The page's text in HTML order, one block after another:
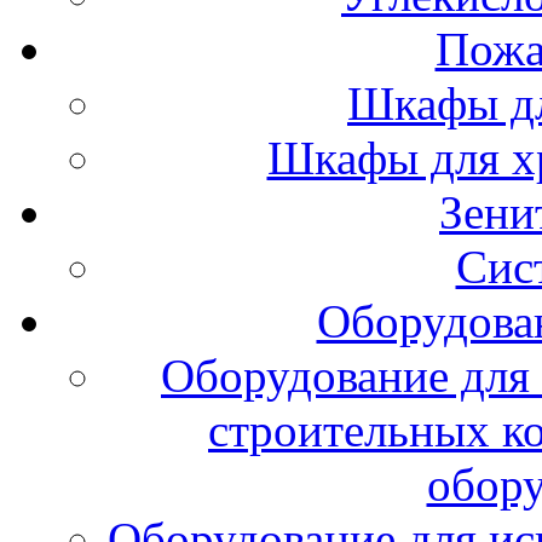
Шкафы
Шкафы для
Оборудование
строительных